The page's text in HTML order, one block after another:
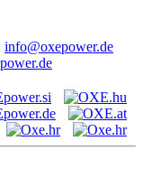
info@oxepower.de